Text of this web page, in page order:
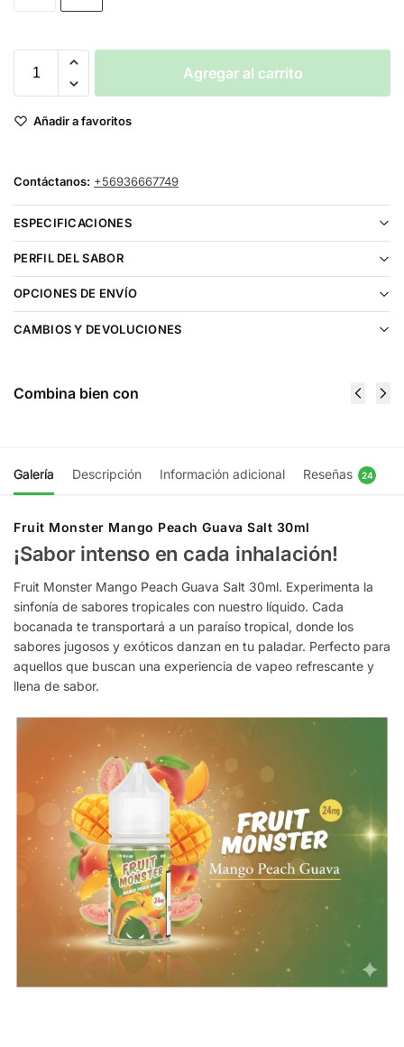
Agregar al carrito
Añadir a favoritos
Contáctanos: +56936667749
ESPECIFICACIONES
PERFIL DEL SABOR
OPCIONES DE ENVÍO
CAMBIOS Y DEVOLUCIONES
Combina bien con
Galería Descripción Información adicional Reseñas 24
Fruit Monster Mango Peach Guava Salt 30ml
¡Sabor intenso en cada inhalación!
Fruit Monster Mango Peach Guava Salt 30ml. Experimenta la
sinfonía de sabores tropicales con nuestro líquido. Cada
bocanada te transportará a un paraíso tropical, donde los
sabores jugosos y exóticos danzan en tu paladar. Perfecto para
aquellos que buscan una experiencia de vapeo refrescante y
llena de sabor.